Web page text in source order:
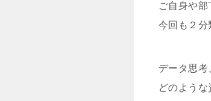
ご自身や部
今回も２分
データ思考
どのよう